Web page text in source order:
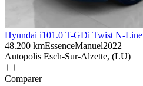
Hyundai i101.0 T-GDi Twist N-Line
48.200 kmEssenceManuel2022
Autopolis Esch-Sur-Alzette, (LU)
Comparer